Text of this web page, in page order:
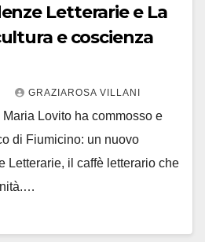
Letterarie e La
e coscienza
GRAZIAROSA VILLANI
Maria Lovito ha commosso e
di Fiumicino: un nuovo
Letterarie, il caffè letterario che